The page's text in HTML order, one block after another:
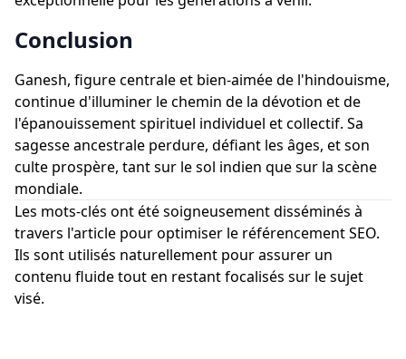
Conclusion
Ganesh, figure centrale et bien-aimée de l'hindouisme,
continue d'illuminer le chemin de la dévotion et de
l'épanouissement spirituel individuel et collectif. Sa
sagesse ancestrale perdure, défiant les âges, et son
culte prospère, tant sur le sol indien que sur la scène
mondiale.
Les mots-clés ont été soigneusement disséminés à
travers l'article pour optimiser le référencement SEO.
Ils sont utilisés naturellement pour assurer un
contenu fluide tout en restant focalisés sur le sujet
visé.